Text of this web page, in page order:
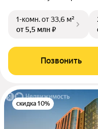
1-комн.от 33,6 м²
от 5,5 млн ₽
Позвонить
скидка 10%